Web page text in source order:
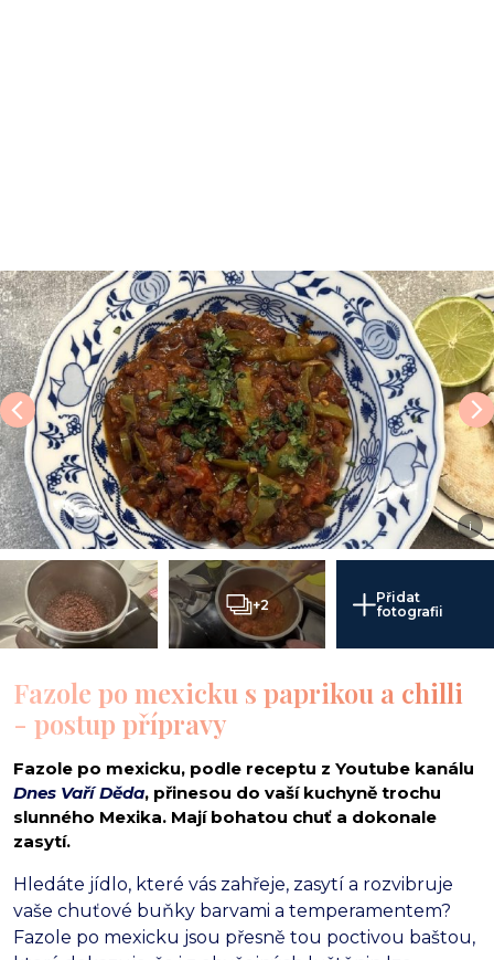
i
+2
Přidat
fotografii
Fazole po mexicku s paprikou a chilli
- postup přípravy
Fazole po mexicku, podle receptu z Youtube kanálu
Dnes Vaří Děda, přinesou do vaší kuchyně trochu
slunného Mexika. Mají bohatou chuť a dokonale
zasytí.
Hledáte jídlo, které vás zahřeje, zasytí a rozvibruje
vaše chuťové buňky barvami a temperamentem?
Fazole po mexicku jsou přesně tou poctivou baštou,